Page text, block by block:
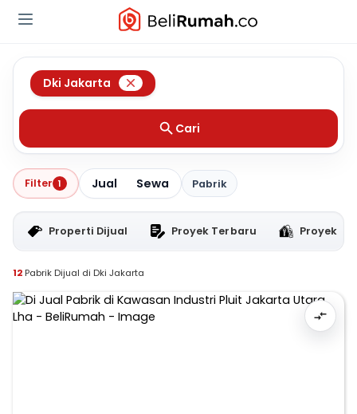
Dki Jakarta
Cari
Filter 1 Jual Sewa Pabrik
Properti Dijual Proyek Terbaru Proyek
12 Pabrik Dijual di Dki Jakarta